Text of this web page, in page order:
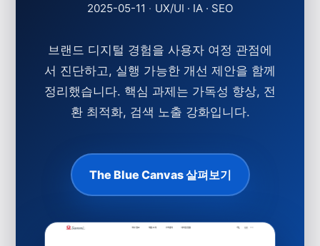
2025-05-11 · UX/UI · IA · SEO
브랜드 디지털 경험을 사용자 여정 관점에
서 진단하고, 실행 가능한 개선 제안을 함께
정리했습니다. 핵심 과제는 가독성 향상, 전
환 최적화, 검색 노출 강화입니다.
The Blue Canvas 살펴보기